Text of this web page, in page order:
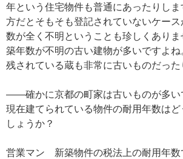
年という住宅物件も普通にあったりし
方だとそもそも登記されていないケー
数が全く不明ということも珍しくありま
築年数が不明の古い建物が多いですよね
残されている蔵も非常に古いものだった
——確かに京都の町家は古いものが多い
現在建てられている物件の耐用年数は
しょうか？
営業マン 新築物件の税法上の耐用年数